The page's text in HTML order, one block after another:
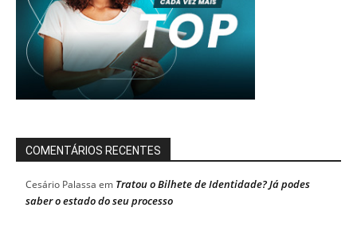
COMENTÁRIOS RECENTES
Cesário Palassa em Tratou o Bilhete de Identidade? Já podes
saber o estado do seu processo